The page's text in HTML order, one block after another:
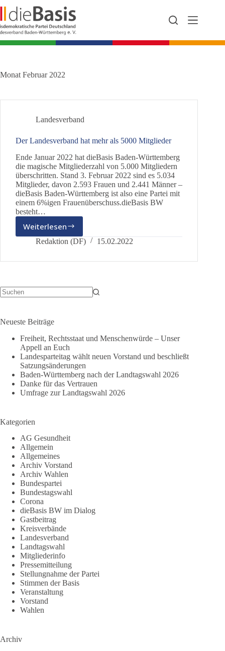
Inhalt
springen
Monat Februar 2022
Landesverband
Der Landesverband hat mehr als 5000 Mitglieder
Ende Januar 2022 hat dieBasis Baden-Württemberg
die magische Mitgliederzahl von 5.000 Mitgliedern
überschritten. Stand 3. Februar 2022 sind es 5.034
Mitglieder, davon 2.593 Frauen und 2.441 Männer –
dieBasis Baden-Württemberg ist also eine Partei mit
einem 6%igen Frauenüberschuss.dieBasis BW
besteht…
Weiterlesen
Der
Landesverband
mehr
Redaktion (DF) 15.02.2022
Neueste Beiträge
Freiheit, Rechtsstaat und Menschenwürde – Unser
Appell an Euch
Landesparteitag wählt neuen Vorstand und beschließt
Satzungsänderungen
Baden-Württemberg nach der Landtagswahl 2026
Danke für das Vertrauen
Umfrage zur Landtagswahl 2026
Kategorien
AG Gesundheit
Allgemein
Allgemeines
Archiv Vorstand
Archiv Wahlen
Bundespartei
Bundestagswahl
Corona
dieBasis BW im Dialog
Gastbeitrag
Kreisverbände
Landesverband
Landtagswahl
Mitgliederinfo
Pressemitteilung
Stellungnahme der Partei
Stimmen der Basis
Veranstaltung
Vorstand
Wahlen
Archiv